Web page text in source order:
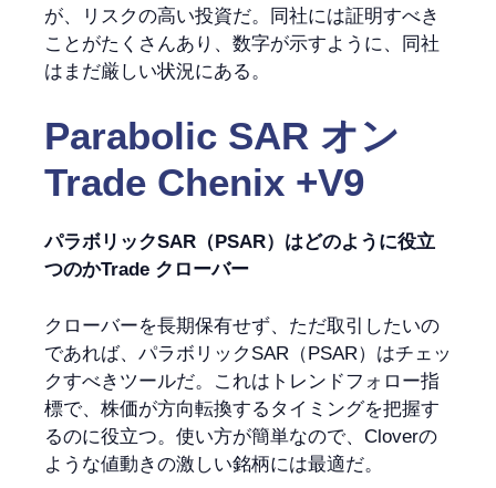
が、リスクの高い投資だ。同社には証明すべき
ことがたくさんあり、数字が示すように、同社
はまだ厳しい状況にある。
Parabolic SAR オン
Trade Chenix +V9
パラボリックSAR（PSAR）はどのように役立
つのかTrade クローバー
クローバーを長期保有せず、ただ取引したいの
であれば、パラボリックSAR（PSAR）はチェッ
クすべきツールだ。これはトレンドフォロー指
標で、株価が方向転換するタイミングを把握す
るのに役立つ。使い方が簡単なので、Cloverの
ような値動きの激しい銘柄には最適だ。